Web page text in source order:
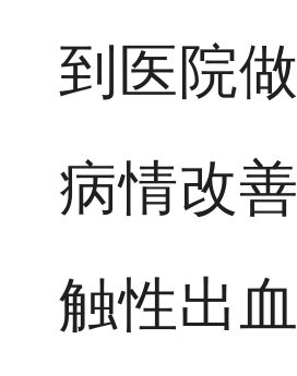
到医院
病情改
触性出